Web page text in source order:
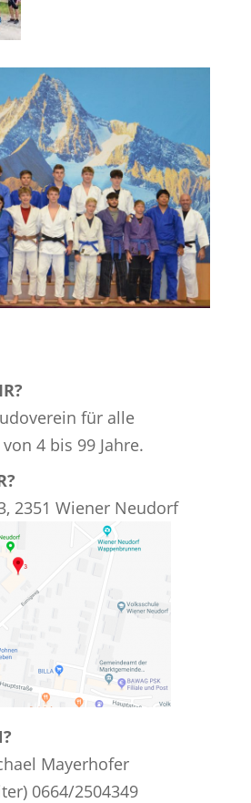
für alle
4 bis 99 Jahre.
2351 Wiener Neudorf
Mayerhofer
0664/2504349